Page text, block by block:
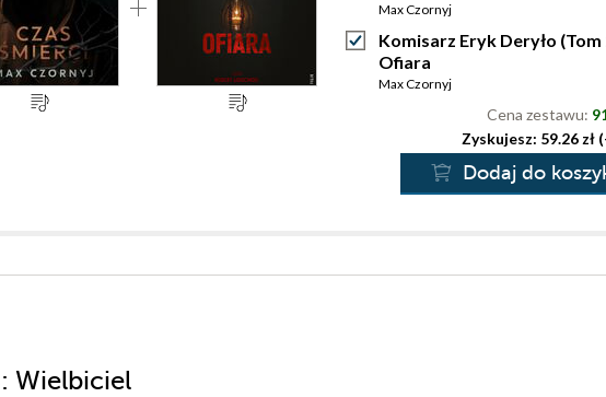
Max Czornyj
Komisarz Eryk Deryło (Tom
Ofiara
Max Czornyj
Cena zestawu:
Zyskujesz: 59.26 zł
Dodaj do
: Wielbiciel